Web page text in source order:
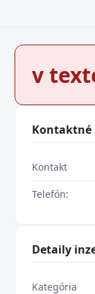
v
Kontaktné
Kontakt
Telefón:
Detaily
Kategória